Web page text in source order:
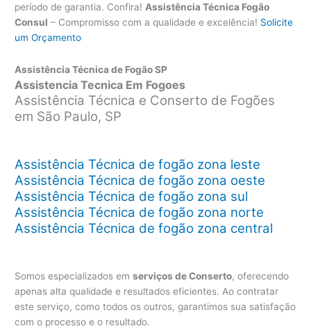
período de garantia. Confira! Assistência Técnica Fogão
Consul – Compromisso com a qualidade e excelência! Solicite
um Orçamento
Assistência Técnica de Fogão SP
Assistencia Tecnica Em Fogoes
Assistência Técnica e Conserto de Fogões
em São Paulo, SP
Assistência Técnica de fogão zona leste
Assistência Técnica de fogão zona oeste
Assistência Técnica de fogão zona sul
Assistência Técnica de fogão zona norte
Assistência Técnica de fogão zona central
Somos especializados emserviços de Conserto, oferecendo
apenas alta qualidade e resultados eficientes. Ao contratar
este serviço, como todos os outros, garantimos sua satisfação
com o processo e o resultado.